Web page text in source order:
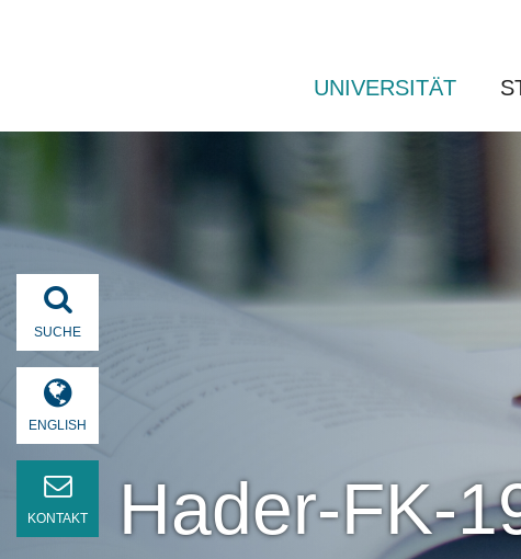
UNIVERSITÄT
SUCHE
ENGLISH
KONTAKT Hader-FK-